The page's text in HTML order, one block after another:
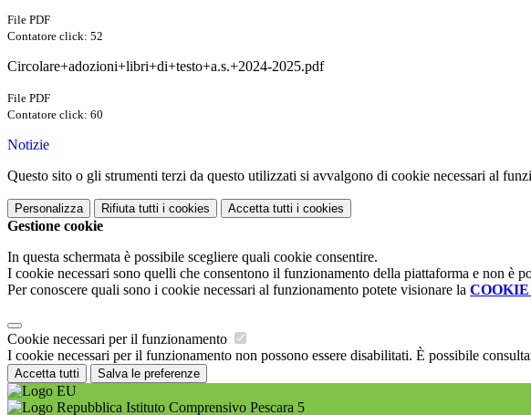
File PDF
Contatore click: 52
Circolare+adozioni+libri+di+testo+a.s.+2024-2025.pdf
File PDF
Contatore click: 60
Notizie
Questo sito o gli strumenti terzi da questo utilizzati si avvalgono di cookie necessari al
Personalizza Rifiuta tutti i cookies Accetta tutti i cookies
Gestione cookie
In questa schermata è possibile scegliere quali cookie consentire.
I cookie necessari sono quelli che consentono il funzionamento della piattaforma e non è
Per conoscere quali sono i cookie necessari al funzionamento potete visionare la
Cookie necessari per il funzionamento
I cookie necessari per il funzionamento non possono essere disabilitati. È possibile
Accetta tutti Salva le preferenze
Istituto Comprensivo Pescara 5